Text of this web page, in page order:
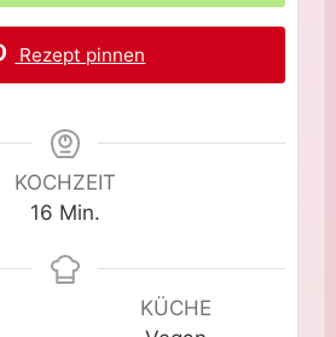
Rezept pinnen
KOCHZEIT
16 Minuten
Min.
KÜCHE